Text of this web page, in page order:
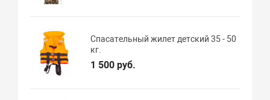
Спасательный жилет детский 35 - 50
кг.
1 500 руб.